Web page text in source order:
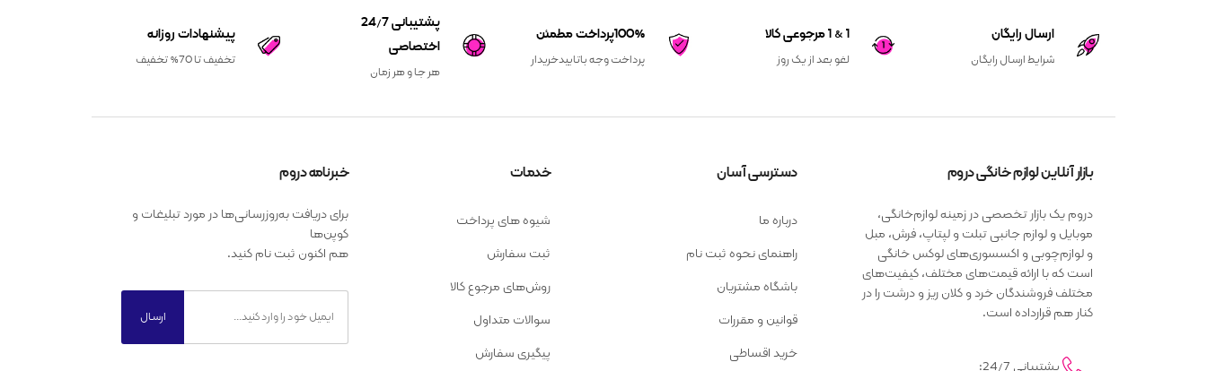
ارسال رایگان
شرایط ارسال رایگان
1 & 1 مرجوعی کالا
لغو بعد از یک روز
100%پرداخت مطمئن
پرداخت وجه باتاییدخریدار
پشتیبانی 24/7
اختصاصی
هر جا و هر زمان
پیشنهادات روزانه
تخفیف تا 70% تخفیف
بازار آنلاین لوازم خانگی دروم
دروم یک بازار تخصصی در زمینه لوازم‌خانگی،
موبایل و لوازم جانبی تبلت و لپتاپ، فرش، مبل
و لوازم‌چوبی و اکسسوری‌های لوکس خانگی
است که با ارائه قیمت‌های مختلف، کیفیت‌های
مختلف فروشندگان خرد و کلان ریز و درشت را در
کنار هم قرارداده است.
پشتیبانی 24/7:
دسترسی آسان
درباره ما
راهنمای نحوه ثبت نام
باشگاه مشتریان
قوانین و مقررات
خرید اقساطی
خدمات
شیوه های پرداخت
ثبت سفارش
روش‌های مرجوع کالا
سوالات متداول
پیگیری سفارش
خبرنامه دروم
برای دریافت به‌روزرسانی‌ها در مورد تبلیغات و
کوپن‌ها
هم اکنون ثبت نام کنید.